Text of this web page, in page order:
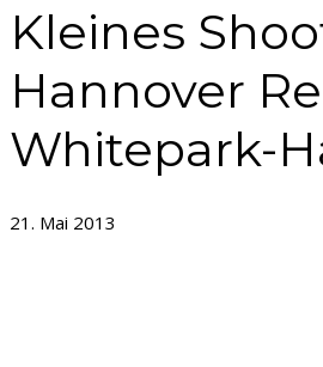
Kleines
Hannover
Whitepark-
21. Mai 2013